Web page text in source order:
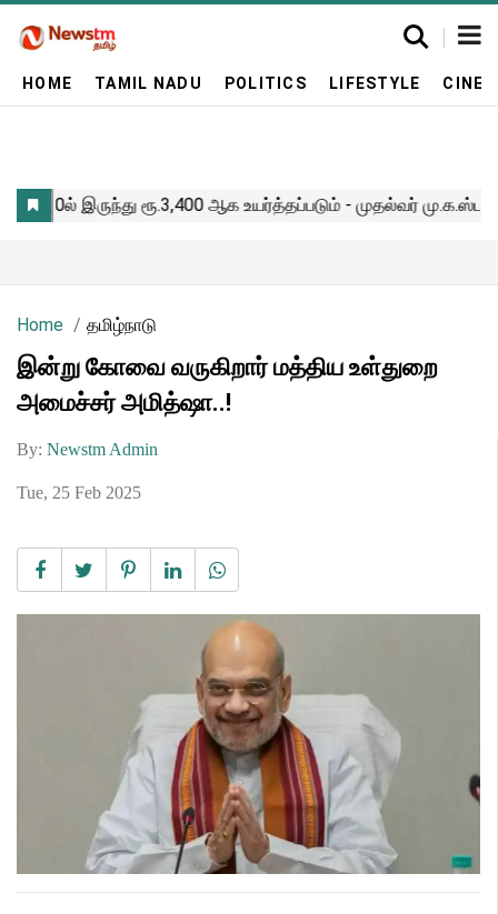
HOME TAMIL NADU POLITICS LIFESTYLE
Home தமிழ்நாடு
இன்று கோவை வருகிறார் மத்திய உள்துறை
அமைச்சர் அமித்ஷா..!
By: Newstm Admin
Tue, 25 Feb 2025